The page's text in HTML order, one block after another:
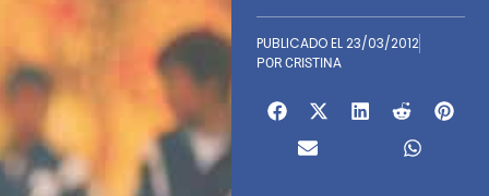
PUBLICADO EL23/03/2012
POR CRISTINA